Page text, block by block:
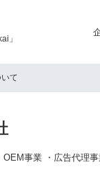
」
て
OEM事業 ・広告代理